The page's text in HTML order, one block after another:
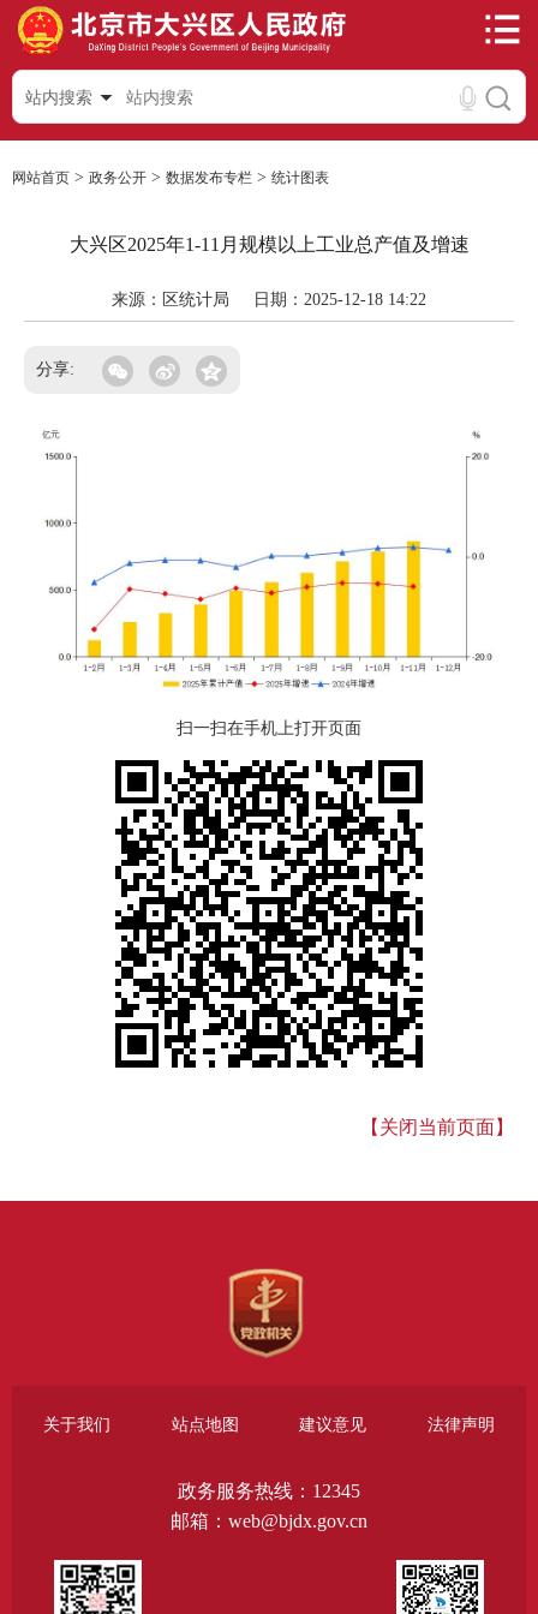
站内搜索
网站首页 > 政务公开 > 数据发布专栏 > 统计图表
大兴区2025年1-11月规模以上工业总产值及增速
来源：区统计局 日期：2025-12-18 14:22
分享:
扫一扫在手机上打开页面
【关闭当前页面】
关于我们 站点地图 建议意见 法律声明
政务服务热线：12345
邮箱：web@bjdx.gov.cn